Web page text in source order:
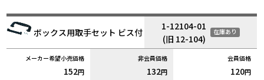
ボックス用取手セット ビス付
1-12104-01
(旧 12-104)
在庫あり
152円 132円 120円